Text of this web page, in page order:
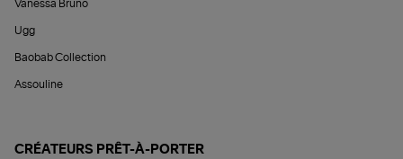
Vanessa Bruno
Ugg
Baobab Collection
Assouline
CRÉATEURS PRÊT-À-PORTER